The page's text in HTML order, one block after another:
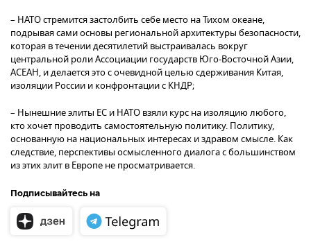
– НАТО стремится застолбить себе место на Тихом океане,
подрывая сами основы региональной архитектуры безопасности,
которая в течении десятилетий выстраивалась вокруг
центральной роли Ассоциации государств Юго-Восточной Азии,
АСЕАН, и делается это с очевидной целью сдерживания Китая,
изоляции России и конфронтации с КНДР;
– Нынешние элиты ЕС и НАТО взяли курс на изоляцию любого,
кто хочет проводить самостоятельную политику. Политику,
основанную на национальных интересах и здравом смысле. Как
следствие, перспективы осмысленного диалога с большинством
из этих элит в Европе не просматривается.
Подписывайтесь на